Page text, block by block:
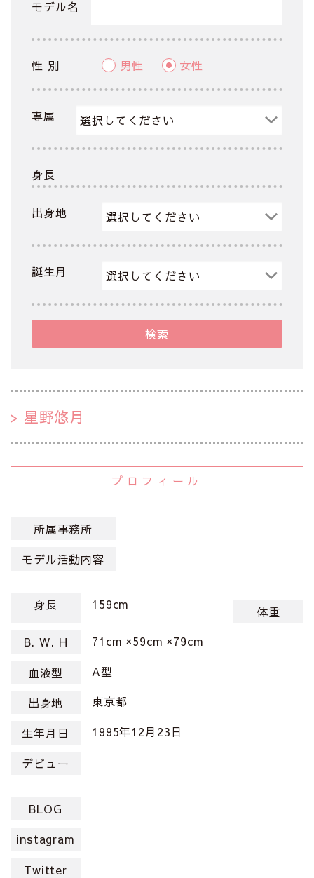
モデル名
性 別 男性 女性
専属
身長
出身地
誕生月
検索
星野悠月
プロフィール
所属事務所
モデル活動内容
身長 159cm
体重
B. W. H
71cm ×59cm ×79cm
血液型 A型
出身地 東京都
生年月日 1995年12月23日
デビュー
BLOG
instagram
Twitter